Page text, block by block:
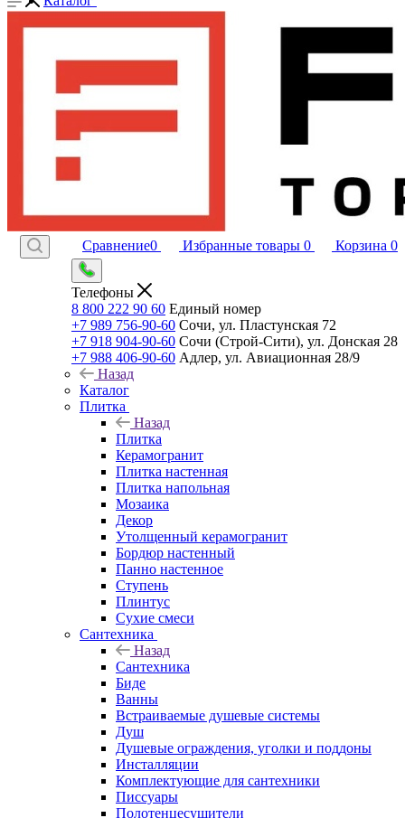
Сравнение0 Избранные товары 0 Корзина 0
Телефоны
8 800 222 90 60 Единый номер
+7 989 756-90-60 Сочи, ул. Пластунская 72
+7 918 904-90-60 Сочи (Строй-Сити), ул. Донская 28
+7 988 406-90-60 Адлер, ул. Авиационная 28/9
Назад
Каталог
Плитка
Назад
Плитка
Керамогранит
Плитка настенная
Плитка напольная
Мозаика
Декор
Утолщенный керамогранит
Бордюр настенный
Панно настенное
Ступень
Плинтус
Сухие смеси
Сантехника
Назад
Сантехника
Биде
Ванны
Встраиваемые душевые системы
Душ
Душевые ограждения, уголки и поддоны
Инсталляции
Комплектующие для сантехники
Писсуары
Полотенцесушители